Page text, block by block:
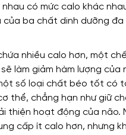
có mức calo khác
của ba chất dinh dưỡng đa
nhiều calo hơn, một
làm giảm hàm lượng của
số loại chất béo tốt có
thể, chẳng hạn như giữ
thiện hoạt động của não.
cấp ít calo hơn, nhưng